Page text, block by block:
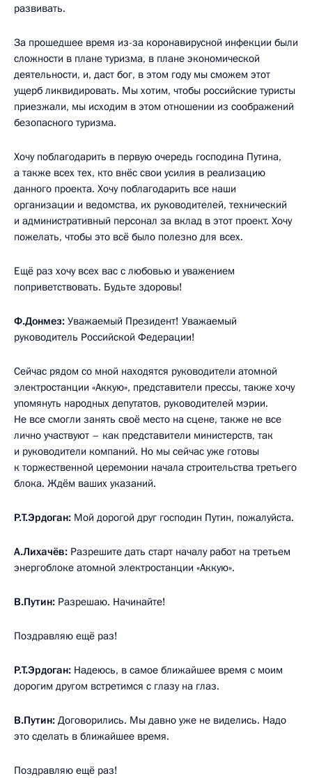
развивать.
За прошедшее время из-за коронавирусной инфекции были
сложности в плане туризма, в плане экономической
деятельности, и, даст бог, в этом году мы сможем этот
ущерб ликвидировать. Мы хотим, чтобы российские туристы
приезжали, мы исходим в этом отношении из соображений
безопасного туризма.
Хочу поблагодарить в первую очередь господина Путина,
а также всех тех, кто внёс свои усилия в реализацию
данного проекта. Хочу поблагодарить все наши
организации и ведомства, их руководителей, технический
и административный персонал за вклад в этот проект. Хочу
пожелать, чтобы это всё было полезно для всех.
Ещё раз хочу всех вас с любовью и уважением
поприветствовать. Будьте здоровы!
Ф.Донмез: Уважаемый Президент! Уважаемый
руководитель Российской Федерации!
Сейчас рядом со мной находятся руководители атомной
электростанции «Аккую», представители прессы, также хочу
упомянуть народных депутатов, руководителей мэрии.
Не все смогли занять своё место на сцене, также не все
лично участвуют – как представители министерств, так
и руководители компаний. Но мы сейчас уже готовы
к торжественной церемонии начала строительства третьего
блока. Ждём ваших указаний.
Р.Т.Эрдоган: Мой дорогой друг господин Путин, пожалуйста.
А.Лихачёв: Разрешите дать старт началу работ на третьем
энергоблоке атомной электростанции «Аккую».
В.Путин: Разрешаю. Начинайте!
Поздравляю ещё раз!
Р.Т.Эрдоган: Надеюсь, в самое ближайшее время с моим
дорогим другом встретимся с глазу на глаз.
В.Путин: Договорились. Мы давно уже не виделись. Надо
это сделать в ближайшее время.
Поздравляю ещё раз!